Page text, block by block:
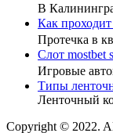
В
Как проходит
Протечка в
Слот mostbet
Игровые
Типы
Ленточный
Copyright © 2022.